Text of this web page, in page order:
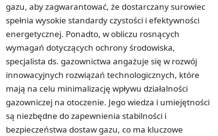
gazu, aby zagwarantować, że dostarczany surowiec
spełnia wysokie standardy czystości i efektywności
energetycznej. Ponadto, w obliczu rosnących
wymagań dotyczących ochrony środowiska,
specjalista ds. gazownictwa angażuje się w rozwój
innowacyjnych rozwiązań technologicznych, które
mają na celu minimalizację wpływu działalności
gazowniczej na otoczenie. Jego wiedza i umiejętności
są niezbędne do zapewnienia stabilności i
bezpieczeństwa dostaw gazu, co ma kluczowe